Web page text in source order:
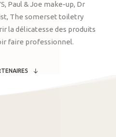
Paul & Joe make-up, Dr
The somerset toiletry
la délicatesse des produits
faire professionnel.